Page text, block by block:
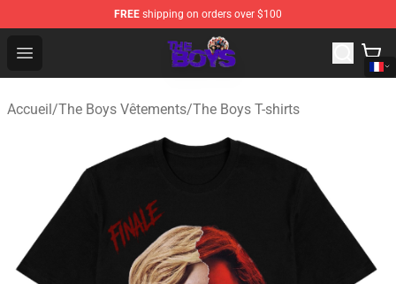
FREE shipping on orders over $100
Open menu
The Boys Store - Official The Boys Merchandise Shop
Accueil/The Boys Vêtements/The Boys T-shirts